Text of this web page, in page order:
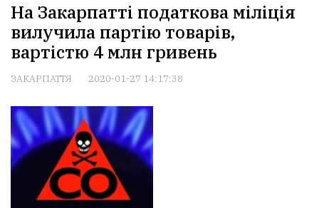
На Закарпатті податкова міліція
вилучила партію товарів,
вартістю 4 млн гривень
ЗАКАРПАТТЯ 2020-01-27 14:17:38